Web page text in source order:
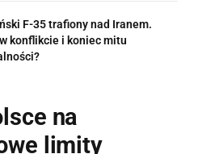
F-35 trafiony nad Iranem.
konflikcie i koniec mitu
na
limity